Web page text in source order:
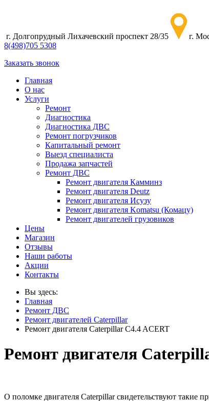
г. Долгопрудный Лихачевский проспект 28/35 г.
8(498)705 5308
Заказать звонок
Главная
О нас
Услуги
Ремонт
Диагностика
Диагностика ДВС
Ремонт погрузчиков
Капитальный ремонт
Выезд специалиста
Продажа запчастей
Ремонт ДВС
Ремонт двигателя Камминз
Ремонт двигателя Deutz
Ремонт двигателя Исузу
Ремонт двигателя Komatsu (Комацу)
Ремонт двигателей грузовиков
Цены
Магазин
Отзывы
Наши работы
Акции
Контакты
Вы здесь:
Главная
Ремонт ДВС
Ремонт двигателей Caterpillar
Ремонт двигателя Caterpillar C4.4 ACERT
Ремонт двигателя
О поломке двигателя Caterpillar свидетельствуют такие